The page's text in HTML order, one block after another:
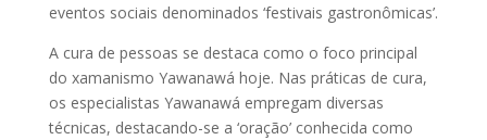
eventos sociais denominados ‘festivais gastronômicas’.
A cura de pessoas se destaca como o foco principal
do xamanismo Yawanawá hoje. Nas práticas de cura,
os especialistas Yawanawá empregam diversas
técnicas, destacando-se a ‘oração’ conhecida como